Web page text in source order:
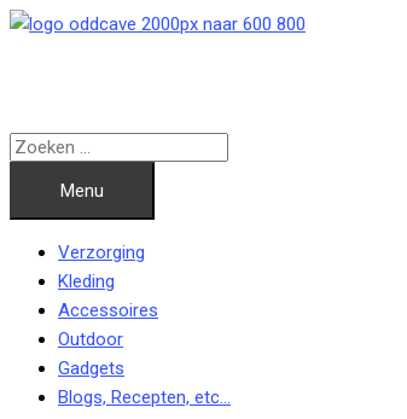
Ga
Menu
Verzorging
Kleding
Accessoires
Outdoor
Gadgets
Blogs, Recepten, etc…